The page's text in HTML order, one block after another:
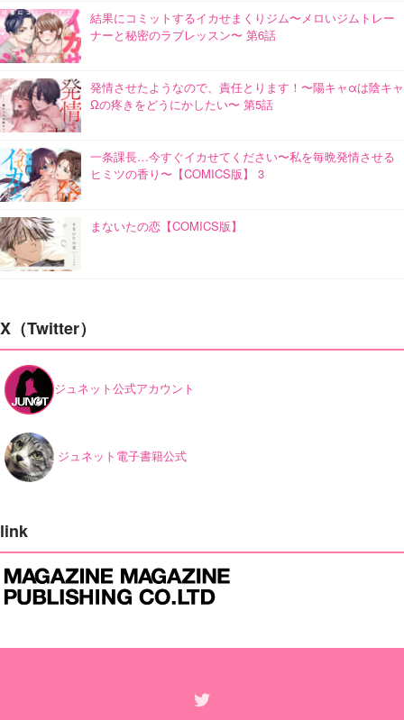
結果にコミットするイカせまくりジム〜メロいジムトレー
ナーと秘密のラブレッスン〜 第6話
発情させたようなので、責任とります！〜陽キャαは陰キャ
Ωの疼きをどうにかしたい〜 第5話
一条課長…今すぐイカせてください〜私を毎晩発情させる
ヒミツの香り〜【COMICS版】 3
まないたの恋【COMICS版】
X（Twitter）
ジュネット公式アカウント
ジュネット電子書籍公式
link